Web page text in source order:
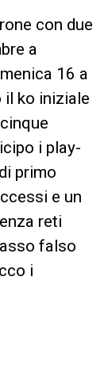
con due
a
16 a
il ko iniziale
i play-
primo
e un
reti
falso
i